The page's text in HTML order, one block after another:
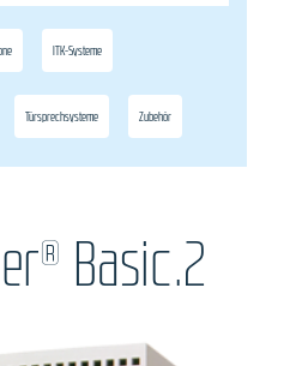
ITK-Systeme
Türsprechsysteme Zubehör
Basic.2